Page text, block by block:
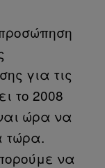
για τις
το 2008
ώρα να
τώρα.
να